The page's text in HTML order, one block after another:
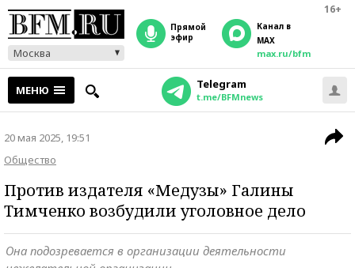
16+
Москва
прямой
эфир
Канал в
MAX
max.ru/bfm
МЕНЮ Telegram
t.me/BFMnews
20 мая 2025, 19:51
Общество
Против издателя «Медузы» Галины
Тимченко возбудили уголовное дело
Она подозревается в организации деятельности